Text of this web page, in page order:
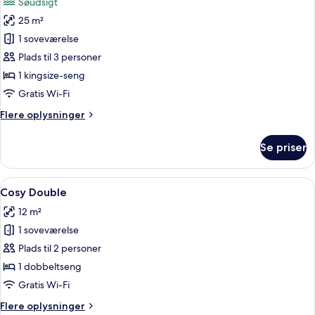
billeder
af
Lake
View
King
25 m²
1 soveværelse
Plads til 3 personer
1 kingsize-seng
Gratis Wi-Fi
Flere oplysninger
Flere
View
King
Se priser
Indlæs
alle
billeder
af
Cosy
Double
Et hotelværelse med en seng, et
5
Cosy Double
12 m²
1 soveværelse
Plads til 2 personer
1 dobbeltseng
Gratis Wi-Fi
Flere oplysninger
Flere